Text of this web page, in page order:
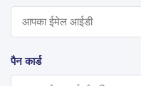
पैन कार्ड